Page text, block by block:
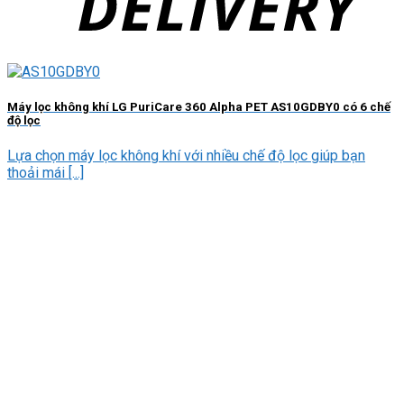
Máy lọc không khí LG PuriCare 360 Alpha PET AS10GDBY0 có 6 chế
độ lọc
Lựa chọn máy lọc không khí với nhiều chế độ lọc giúp bạn
thoải mái [...]